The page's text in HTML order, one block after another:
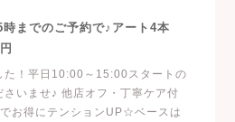
でのご予約で♪アート4本
た！平日10:00～15:00スタートの
さいませ♪ 他店オフ・丁寧ケア付
お得にテンションUP☆ベースは